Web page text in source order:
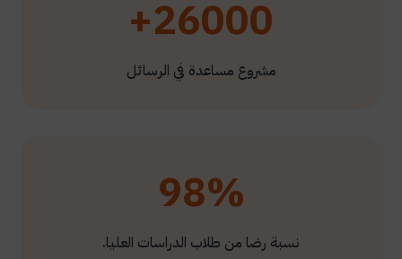
26000+
مشروع مساعدة في الرسائل
98%
نسبة رضا من طلاب الدراسات العليا.